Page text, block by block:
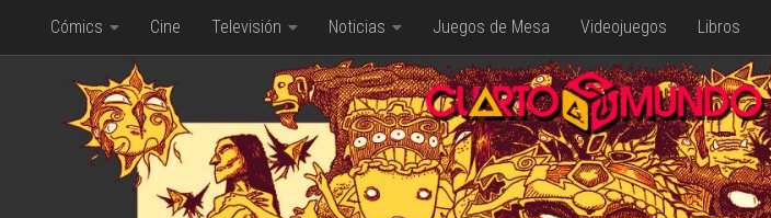
Saltar al contenido
Cómics Cine Televisión Noticias Juegos de Mesa Videojuegos Libros